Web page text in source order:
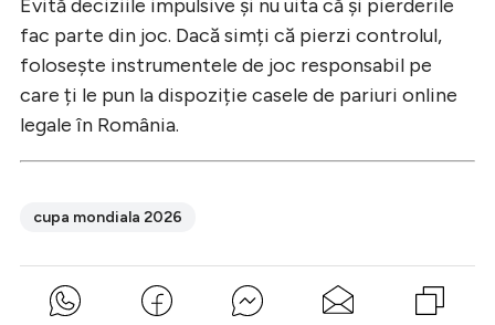
Evită deciziile impulsive și nu uita că și pierderile
fac parte din joc. Dacă simți că pierzi controlul,
folosește instrumentele de joc responsabil pe
care ți le pun la dispoziție casele de pariuri online
legale în România.
cupa mondiala 2026